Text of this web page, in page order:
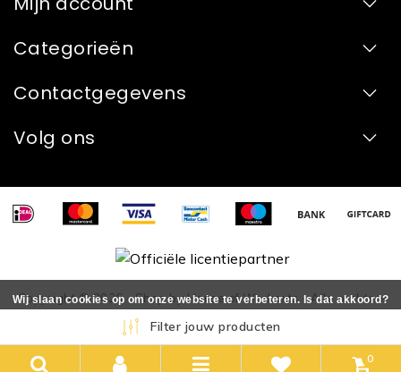
Categorieën
Contactgegevens
Volg ons
Copyright © 2026 - Shop by House of Workouts - Alle rechten
voorbehouden - RealizationInStijl Media
Filter jouw producten
0
Wij slaan cookies op om onze website te verbeteren. Is dat akkoord?
Nee Meer over cookies »